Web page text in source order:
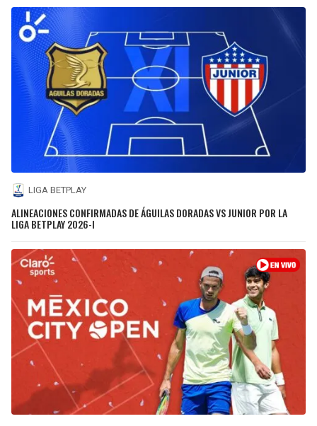
LIGA BETPLAY
ALINEACIONES CONFIRMADAS DE ÁGUILAS DORADAS VS JUNIOR POR LA
LIGA BETPLAY 2026-I